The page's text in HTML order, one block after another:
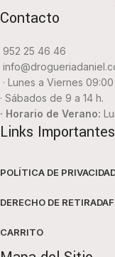
Contacto
952 25 46 46
· Lunes a Viernes
· Sábados de 9 a 14 h.
· Horario de Verano:
Links Importantes
POLÍTICA DE
DERECHO DE RETIRADA
CARRITO